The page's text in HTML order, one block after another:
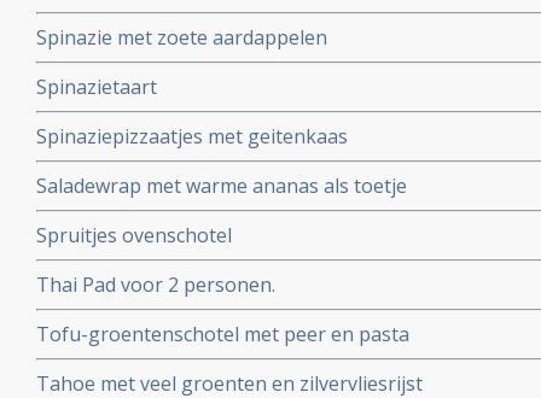
Spinazie met zoete aardappelen
Spinazietaart
Spinaziepizzaatjes met geitenkaas
Saladewrap met warme ananas als toetje
Spruitjes ovenschotel
Thai Pad voor 2 personen.
Tofu-groentenschotel met peer en pasta
Tahoe met veel groenten en zilvervliesrijst